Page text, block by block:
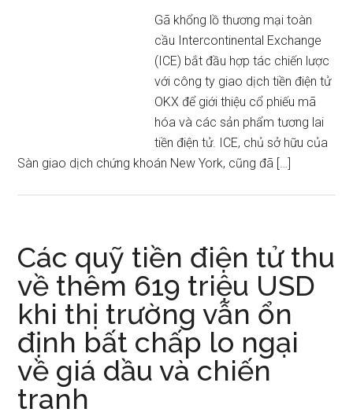
Gã khổng lồ thương mại toàn
cầu Intercontinental Exchange
(ICE) bắt đầu hợp tác chiến lược
với công ty giao dịch tiền điện tử
OKX để giới thiệu cổ phiếu mã
hóa và các sản phẩm tương lai
tiền điện tử. ICE, chủ sở hữu của
Sàn giao dịch chứng khoán New York, cũng đã […]
Các quỹ tiền điện tử thu
về thêm 619 triệu USD
khi thị trường vẫn ổn
định bất chấp lo ngại
về giá dầu và chiến
tranh